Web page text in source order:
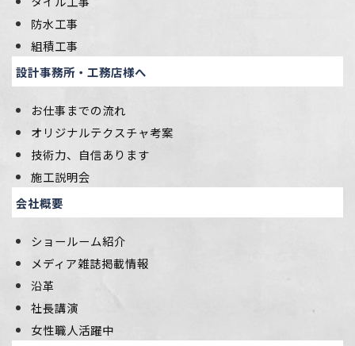
防水工事
組積工事
設計事務所・工務店様へ
お仕事までの流れ
オリジナルテクスチャ考案
技術力、自信あります
施工説明会
会社概要
ショールーム紹介
メディア雑誌掲載情報
沿革
社長講演
女性職人活躍中